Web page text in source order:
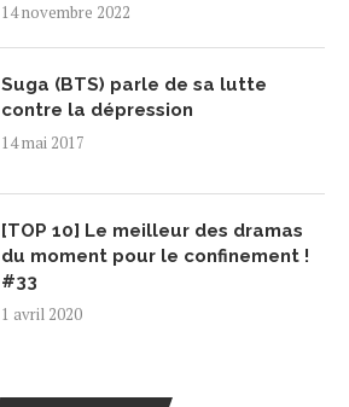
14 novembre 2022
Suga (BTS) parle de sa lutte
contre la dépression
14 mai 2017
[TOP 10] Le meilleur des dramas
du moment pour le confinement !
#33
1 avril 2020